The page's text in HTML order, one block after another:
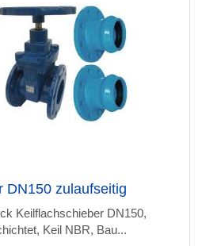
DN150 zulaufseitig
Keilflachschieber DN150,
Keil NBR, Bau...